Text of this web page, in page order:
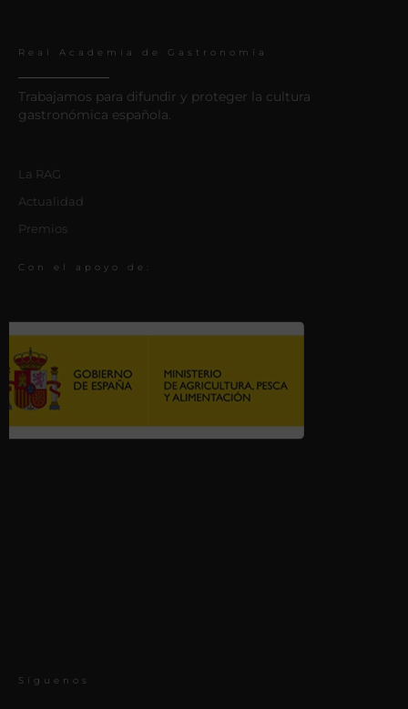
Real Academia de Gastronomía
Trabajamos para difundir y proteger la cultura
gastronómica española.
La RAG
Actualidad
Premios
Con el apoyo de:
Síguenos